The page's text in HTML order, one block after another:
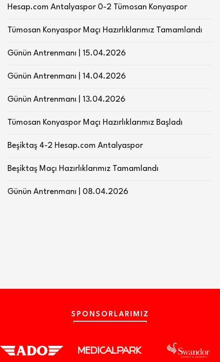
Hesap.com Antalyaspor 0-2 Tümosan Konyaspor
Tümosan Konyaspor Maçı Hazırlıklarımız Tamamlandı
Günün Antrenmanı | 15.04.2026
Günün Antrenmanı | 14.04.2026
Günün Antrenmanı | 13.04.2026
Tümosan Konyaspor Maçı Hazırlıklarımız Başladı
Beşiktaş 4-2 Hesap.com Antalyaspor
Beşiktaş Maçı Hazırlıklarımız Tamamlandı
Günün Antrenmanı | 08.04.2026
SPONSORLARIMIZ